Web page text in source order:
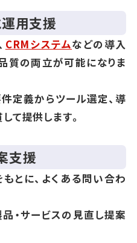
用支援
CRMシステムなどの導入
質の両立が可能になりま
定義からツール選定、導
て提供します。
支援
とに、よくある問い合わ
・サービスの見直し提案